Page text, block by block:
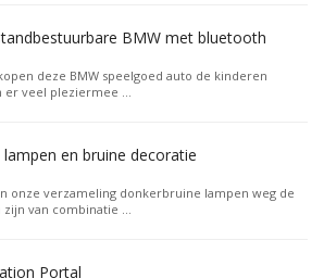
BMW met bluetooth
deze BMW speelgoed auto de kinderen
er veel pleziermee ...
lampen en bruine decoratie
onze verzameling donkerbruine lampen weg de
van combinatie ...
Portal